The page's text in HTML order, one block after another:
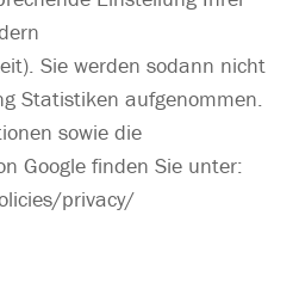
Sie werden sodann nicht
Statistiken aufgenommen.
sowie die
Google finden Sie unter:
privacy/